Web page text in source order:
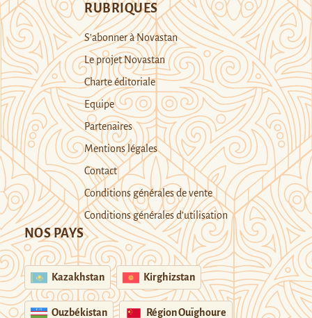
RUBRIQUES
S’abonner à Novastan
Le projet Novastan
Charte éditoriale
Equipe
Partenaires
Mentions légales
Contact
Conditions générales de vente
Conditions générales d’utilisation
NOS PAYS
Kazakhstan Kirghizstan
Ouzbékistan Région Ouïghoure